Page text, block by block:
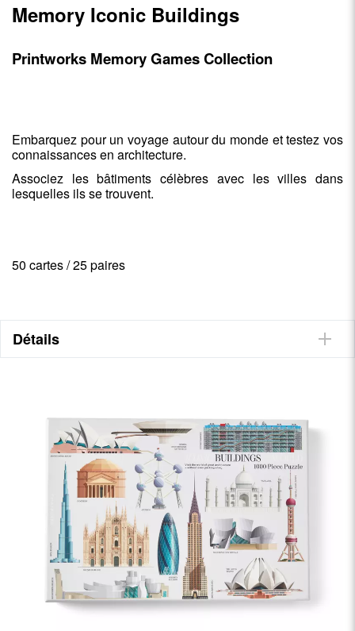
Memory Iconic Buildings
Printworks Memory Games Collection
Embarquez pour un voyage autour du monde et testez vos
connaissances en architecture.
Associez les bâtiments célèbres avec les villes dans
lesquelles ils se trouvent.
50 cartes / 25 paires
Détails